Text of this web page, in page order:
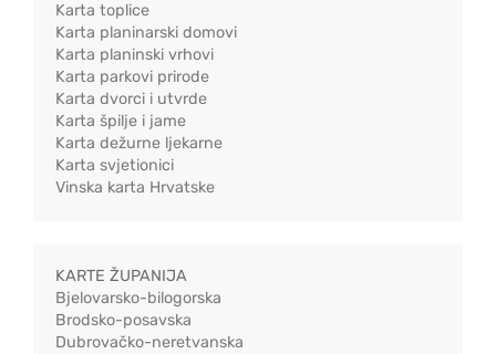
Karta toplice
Karta planinarski domovi
Karta planinski vrhovi
Karta parkovi prirode
Karta dvorci i utvrde
Karta špilje i jame
Karta dežurne ljekarne
Karta svjetionici
Vinska karta Hrvatske
KARTE ŽUPANIJA
Bjelovarsko-bilogorska
Brodsko-posavska
Dubrovačko-neretvanska